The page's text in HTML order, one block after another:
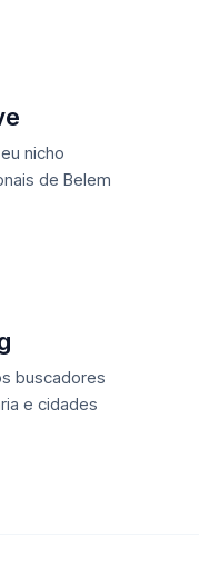
nicho
de Belem
buscadores
e cidades